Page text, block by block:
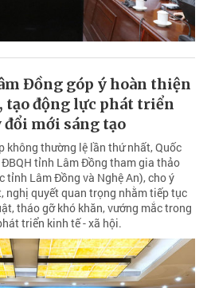
Đồng góp ý hoàn thiện
tạo động lực phát triển
mới sáng tạo
không thường lệ lần thứ nhất, Quốc
tỉnh Lâm Đồng tham gia thảo
tỉnh Lâm Đồng và Nghệ An), cho ý
nghị quyết quan trọng nhằm tiếp tục
tháo gỡ khó khăn, vướng mắc trong
triển kinh tế - xã hội.